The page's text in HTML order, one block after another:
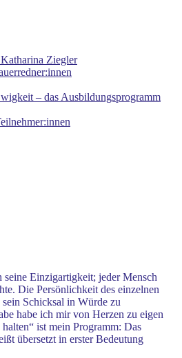
Ziegler
– das Ausbildungsprogramm
seine Einzigartigkeit; jeder Mensch
Die Persönlichkeit des einzelnen
Schicksal in Würde zu
habe ich mir von Herzen zu eigen
ist mein Programm: Das
übersetzt in erster Bedeutung